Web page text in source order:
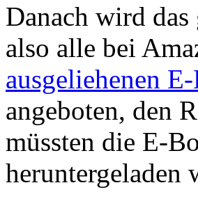
Danach wird das
also alle bei
ausgeliehenen
angeboten, den
müssten die E-
heruntergeladen